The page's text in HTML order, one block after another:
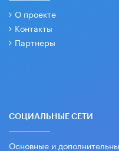
О проекте
Контакты
Партнеры
СОЦИАЛЬНЫЕ СЕТИ
Основные и